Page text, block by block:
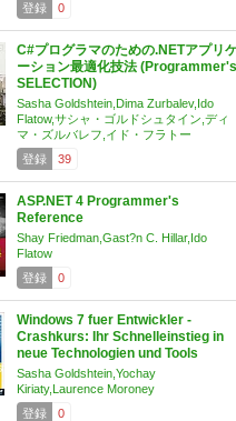
登録
0
C#プログラマのための.NETアプリ
ーション最適化技法 (Programmer's
SELECTION)
Sasha Goldshtein,Dima Zurbalev,Ido
Flatow,サシャ・ゴルドシュタイン,ディ
マ・ズルバレフ,イド・フラトー
登録
39
ASP.NET 4 Programmer's
Reference
Shay Friedman,Gast?n C. Hillar,Ido
Flatow
登録
0
Windows 7 fuer Entwickler -
Crashkurs: Ihr Schnelleinstieg in
neue Technologien und Tools
Sasha Goldshtein,Yochay
Kiriaty,Laurence Moroney
登録
0